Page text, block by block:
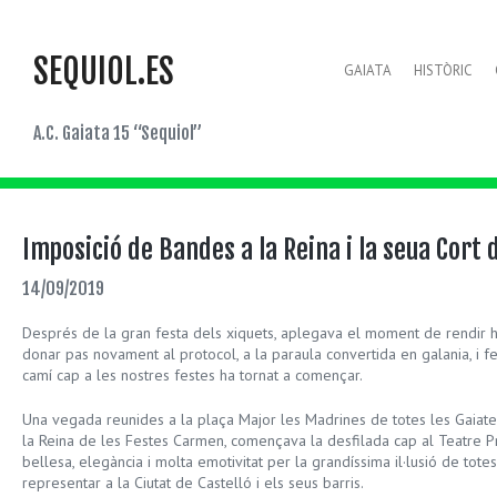
SEQUIOL.ES
A.C. Gaiata 15 “Sequiol”
GAIATA HISTÒRIC
Imposició de Bandes a la Reina i la seua Cort
14/09/2019
Després de la gran festa dels xiquets, aplegava el moment de rendir
donar pas novament al protocol, a la paraula convertida en galania, i
camí cap a les nostres festes ha tornat a començar.
Una vegada reunides a la plaça Major les Madrines de totes les
la Reina de les Festes Carmen, començava la desfilada cap al Teatre
bellesa, elegància i molta emotivitat per la grandíssima il·lusió de
representar a la Ciutat de Castelló i els seus barris.